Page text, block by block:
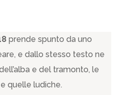
prende spunto da uno
e dallo stesso testo ne
e del tramonto, le
quelle ludiche.